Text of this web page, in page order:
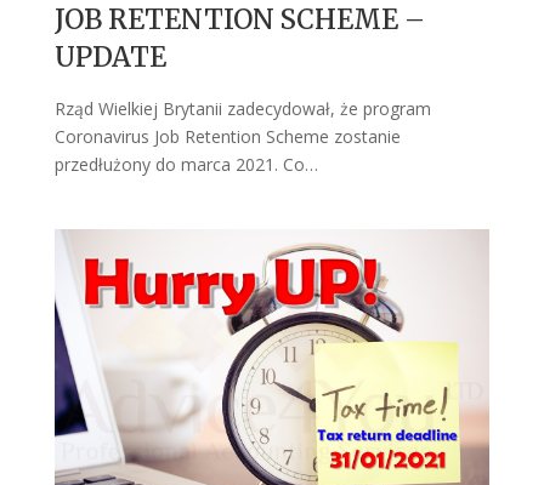
JOB RETENTION SCHEME –
UPDATE
Rząd Wielkiej Brytanii zadecydował, że program
Coronavirus Job Retention Scheme zostanie
przedłużony do marca 2021. Co…